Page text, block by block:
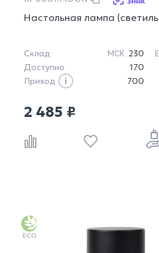
Настольная лампа
Склад МСК 230
Доступно
170
Приход
700
2 485 ₽